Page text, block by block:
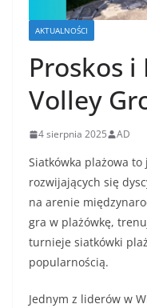
AKTUALNOŚCI
Proskos i
Volley
4 sierpnia 2025 AD
Siatkówka plażowa
rozwijających się
na arenie
gra w plażówkę,
turnieje siatkówki
popularnością.
Jednym z liderów w